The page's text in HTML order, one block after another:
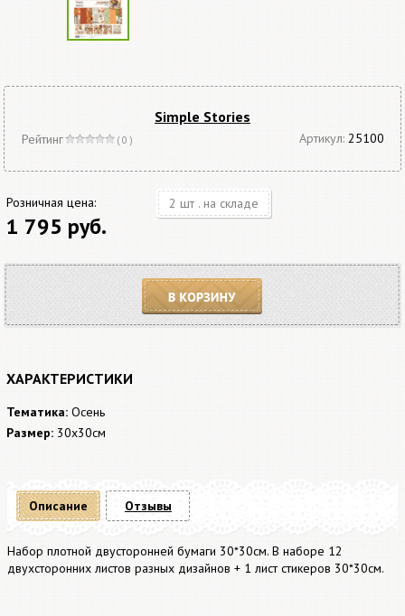
Simple Stories
Рейтинг ( 0 ) Артикул: 25100
Розничная цена:
1 795 руб.
2 шт . на складе
В корзину
ХАРАКТЕРИСТИКИ
Тематика: Осень
Размер: 30x30см
Описание
Набор плотной двусторонней бумаги 30*30см. В наборе 12
двухсторонних листов разных дизайнов + 1 лист стикеров 30*30см.
Отзывы